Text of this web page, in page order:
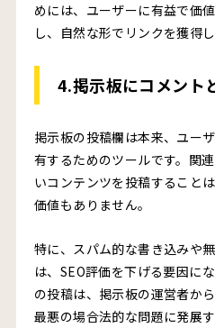
めには、ユーザーに有益で価
し、自然な形でリンクを獲得
4.掲示板にコメント
掲示板の投稿欄は本来、ユー
有するためのツールです。関
いコンテンツを投稿すること
価値もありません。
特に、スパム的な書き込みや
は、SEO評価を下げる要因に
の投稿は、掲示板の運営者か
最悪の場合法的な問題に発展